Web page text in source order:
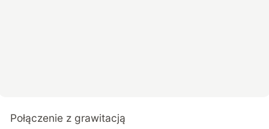
Połączenie z grawitacją